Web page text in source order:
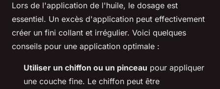
Lors de l'application de l'huile, le dosage est
essentiel. Un excès d'application peut effectivement
créer un fini collant et irrégulier. Voici quelques
conseils pour une application optimale :
Utiliser un chiffon ou un pinceau pour appliquer
une couche fine. Le chiffon peut être